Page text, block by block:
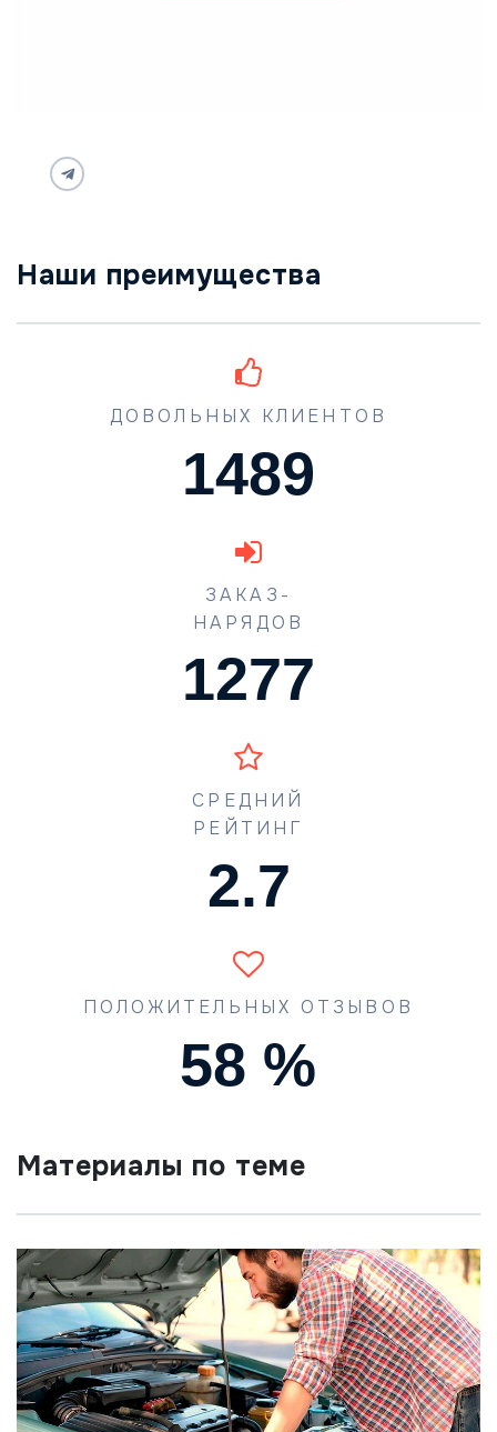
Наши преимущества
ДОВОЛЬНЫХ КЛИЕНТОВ
1489
ЗАКАЗ-
НАРЯДОВ
1773
СРЕДНИЙ
РЕЙТИНГ
4.0
ПОЛОЖИТЕЛЬНЫХ ОТЗЫВОВ
87 %
Материалы по теме